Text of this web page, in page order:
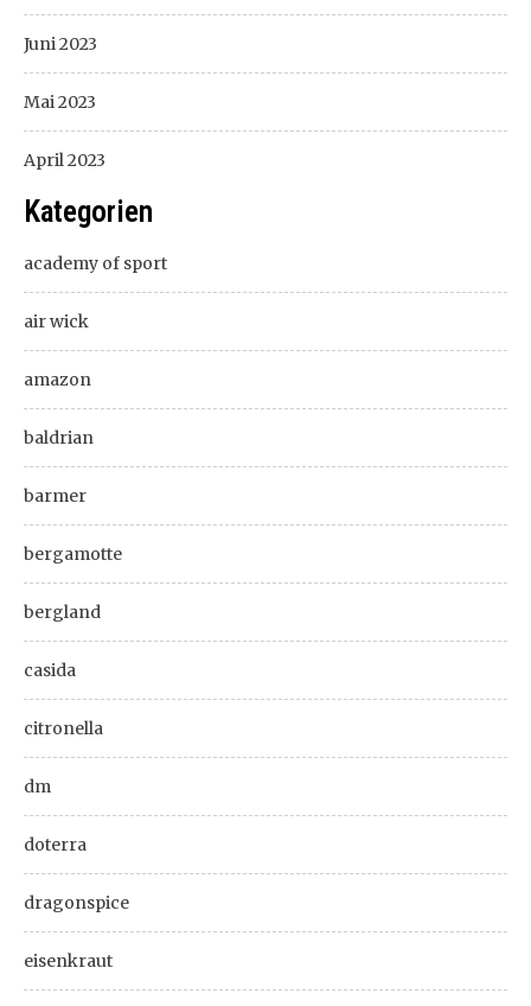
Juni 2023
Mai 2023
April 2023
Kategorien
academy of sport
air wick
amazon
baldrian
barmer
bergamotte
bergland
casida
citronella
dm
doterra
dragonspice
eisenkraut